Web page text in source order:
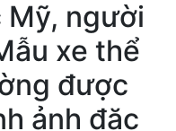
Mỹ, người
xe thể
được
ảnh đặc